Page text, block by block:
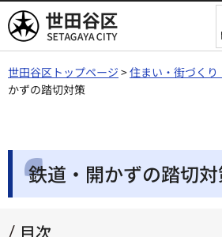
世田谷区
世田谷区トップページ >住まい・街づくり
かずの踏切対策
鉄道・開かずの踏切
目次